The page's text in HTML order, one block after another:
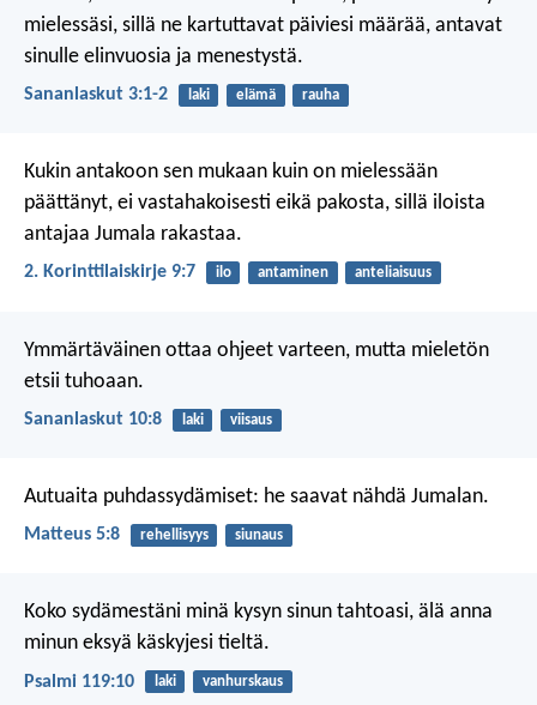
mielessäsi, sillä ne kartuttavat päiviesi määrää, antavat
sinulle elinvuosia ja menestystä.
Sananlaskut 3:1-2 laki elämä rauha
Kukin antakoon sen mukaan kuin on mielessään
päättänyt, ei vastahakoisesti eikä pakosta, sillä iloista
antajaa Jumala rakastaa.
2. Korinttilaiskirje 9:7 ilo antaminen anteliaisuus
Ymmärtäväinen ottaa ohjeet varteen, mutta mieletön
etsii tuhoaan.
Sananlaskut 10:8 laki viisaus
Autuaita puhdassydämiset: he saavat nähdä Jumalan.
Matteus 5:8 rehellisyys siunaus
Koko sydämestäni minä kysyn sinun tahtoasi, älä anna
minun eksyä käskyjesi tieltä.
Psalmi 119:10 laki vanhurskaus